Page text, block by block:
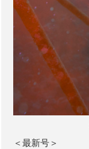
＜最新号＞